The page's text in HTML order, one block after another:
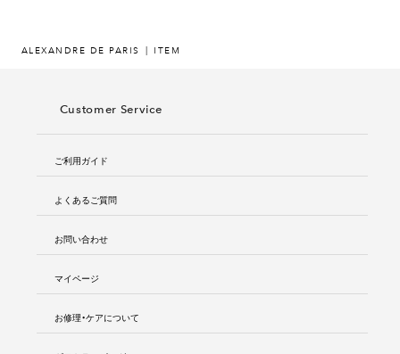
ALEXANDRE DE PARIS ITEM
Customer Service
ご利用ガイド
よくあるご質問
お問い合わせ
マイページ
お修理・ケアについて